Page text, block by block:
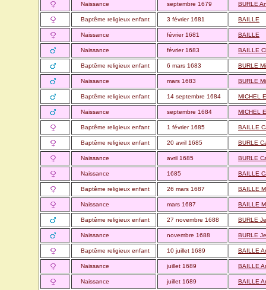
Naissance septembre 1679 BURLE
Baptême religieux enfant 3 février 1681 BAILLE
Naissance février 1681 BAILLE
Naissance février 1683 BAILLE
Baptême religieux enfant 6 mars 1683 BURLE
Naissance mars 1683 BURLE
Baptême religieux enfant 14 septembre 1684 MICHEL
Naissance septembre 1684 MICHEL
Baptême religieux enfant 1 février 1685 BAILLE
Baptême religieux enfant 20 avril 1685 BURLE
Naissance avril 1685 BURLE
Naissance 1685 BAILLE
Baptême religieux enfant 26 mars 1687 BAILLE
Naissance mars 1687 BAILLE
Baptême religieux enfant 27 novembre 1688 BURLE
Naissance novembre 1688 BURLE
Baptême religieux enfant 10 juillet 1689 BAILLE
Naissance juillet 1689 BAILLE
Naissance juillet 1689 BAILLE